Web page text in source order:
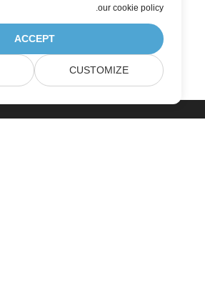
our cookie policy
.
ACCEPT
CUSTOMIZE